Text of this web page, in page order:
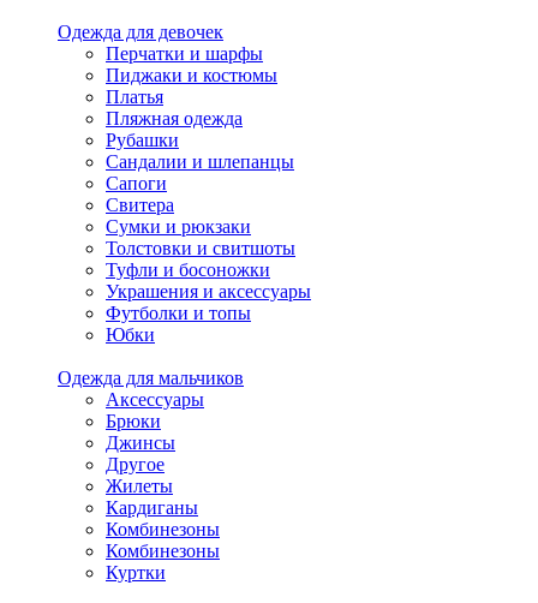
Одежда для девочек
Перчатки и шарфы
Пиджаки и костюмы
Платья
Пляжная одежда
Рубашки
Сандалии и шлепанцы
Сапоги
Свитера
Сумки и рюкзаки
Толстовки и свитшоты
Туфли и босоножки
Украшения и аксессуары
Футболки и топы
Юбки
Одежда для мальчиков
Аксессуары
Брюки
Джинсы
Другое
Жилеты
Кардиганы
Комбинезоны
Комбинезоны
Куртки